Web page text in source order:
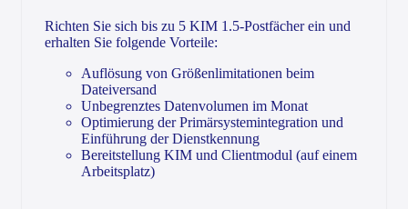
Richten Sie sich bis zu 5 KIM 1.5-Postfächer ein und
erhalten Sie folgende Vorteile:
Auflösung von Größenlimitationen beim
Dateiversand
Unbegrenztes Datenvolumen im Monat
Optimierung der Primärsystemintegration und
Einführung der Dienstkennung
Bereitstellung KIM und Clientmodul (auf einem
Arbeitsplatz)